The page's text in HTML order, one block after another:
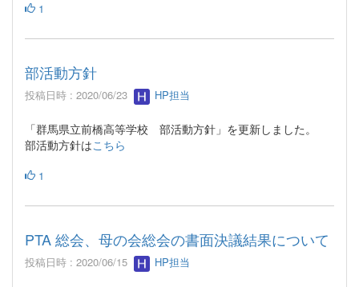
1
部活動方針
投稿日時 : 2020/06/23 HP担当
「群馬県立前橋高等学校 部活動方針」を更新しました。
部活動方針はこちら
1
PTA 総会、母の会総会の書面決議結果について
投稿日時 : 2020/06/15 HP担当